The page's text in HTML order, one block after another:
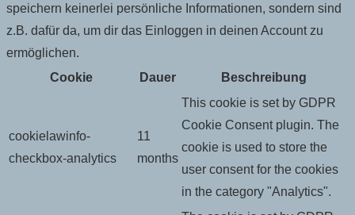
speichern keinerlei persönliche Informationen, sondern sind
z.B. dafür da, um dir das Einloggen in deinen Account zu
ermöglichen.
Cookie
Dauer Beschreibung
cookielawinfo-
checkbox-analytics
11
months
This cookie is set by GDPR
Cookie Consent plugin. The
cookie is used to store the
user consent for the cookies
in the category "Analytics".